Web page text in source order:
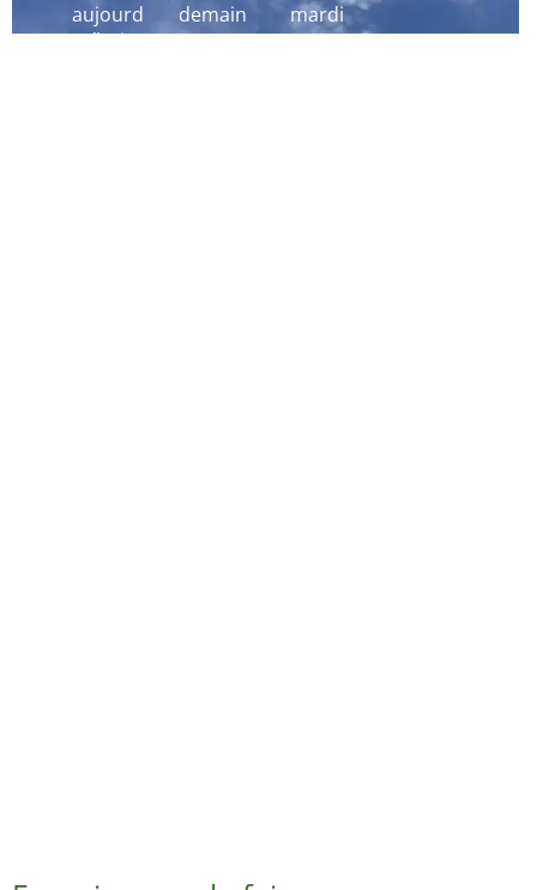
aujourd
´hui
demain mardi